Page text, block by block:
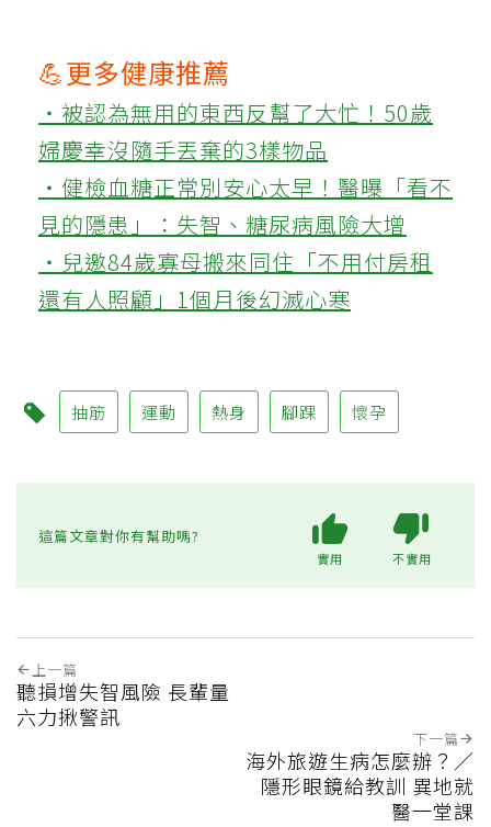
💪更多健康推薦
‧被認為無用的東西反幫了大忙！50歲
婦慶幸沒隨手丟棄的3樣物品
‧健檢血糖正常別安心太早！醫曝「看不
見的隱患」：失智、糖尿病風險大增
‧兒邀84歲寡母搬來同住「不用付房租
還有人照顧」1個月後幻滅心寒
抽筋 運動 熱身 腳踝 懷孕
這篇文章對你有幫助嗎?
實用 不實用
上一篇
聽損增失智風險 長輩量
六力揪警訊
下一篇
海外旅遊生病怎麼辦？／
隱形眼鏡給教訓 異地就
醫一堂課